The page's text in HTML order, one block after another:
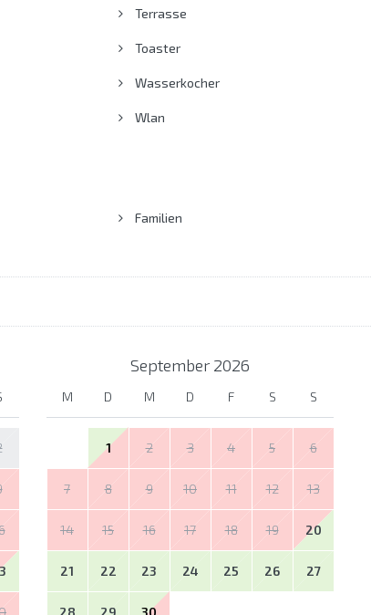
Terrasse
Toaster
Wasserkocher
Wlan
Familien
September 2026
M D M D F S S
1 2 3 4 5 6
7 8 9 10 11 12 13
14 15 16 17 18 19 20
21 22 23 24 25 26 27
28 29 30